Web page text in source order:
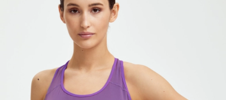
Калининградская область (1)
Кемеровская область (2)
Краснодарский край (5)
Москва и МО (14)
Нижегородская область (1)